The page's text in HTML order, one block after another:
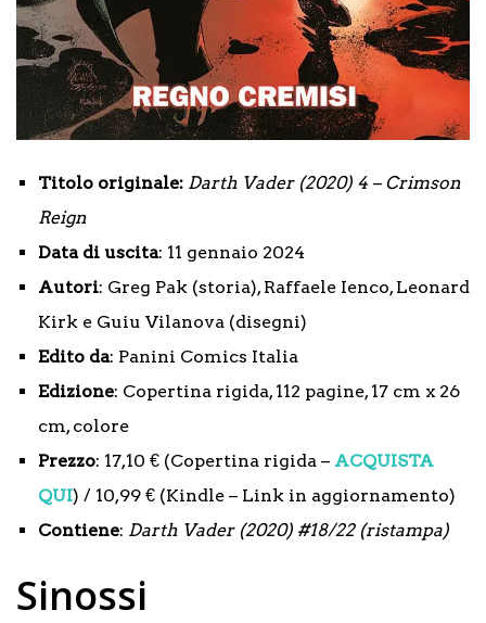
Titolo originale: Darth Vader (2020) 4 – Crimson
Reign
Data di uscita: 11 gennaio 2024
Autori: Greg Pak (storia), Raffaele Ienco, Leonard
Kirk e Guiu Vilanova (disegni)
Edito da: Panini Comics Italia
Edizione: Copertina rigida, 112 pagine, 17 cm x 26
cm, colore
Prezzo: 17,10 € (Copertina rigida – ACQUISTA
QUI) / 10,99 € (Kindle – Link in aggiornamento)
Contiene: Darth Vader (2020) #18/22 (ristampa)
Sinossi